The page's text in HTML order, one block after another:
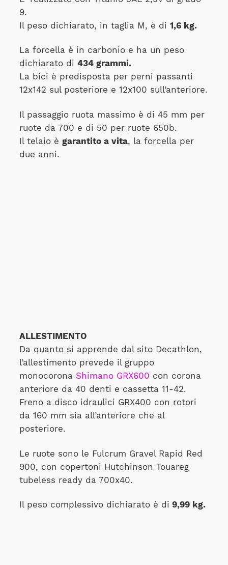
9.
Il peso dichiarato, in taglia M, è di 1,6 kg.
La forcella è in carbonio e ha un peso
dichiarato di 434 grammi.
La bici è predisposta per perni passanti
12x142 sul posteriore e 12x100 sull’anteriore.
Il passaggio ruota massimo è di 45 mm per
ruote da 700 e di 50 per ruote 650b.
Il telaio è garantito a vita, la forcella per
due anni.
ALLESTIMENTO
Da quanto si apprende dal sito Decathlon,
l’allestimento prevede il gruppo
monocorona Shimano GRX600 con corona
anteriore da 40 denti e cassetta 11-42.
Freno a disco idraulici GRX400 con rotori
da 160 mm sia all’anteriore che al
posteriore.
Le ruote sono le Fulcrum Gravel Rapid Red
900, con copertoni Hutchinson Touareg
tubeless ready da 700x40.
Il peso complessivo dichiarato è di 9,99 kg.